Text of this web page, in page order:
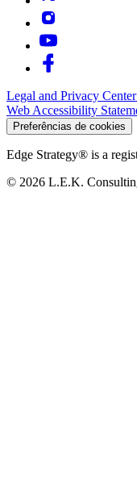
Legal and Privacy Center
Web Accessibility
Preferências de cookies
Edge Strategy® is a
© 2026 L.E.K.